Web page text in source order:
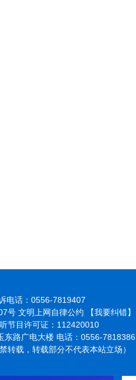
电话：0556-7819407
号 文明上网自律公约
【我要纠错】
节目许可证：112420010
东路广电大楼 电话：0556-7818386
载，转载部分不代表本站立场）